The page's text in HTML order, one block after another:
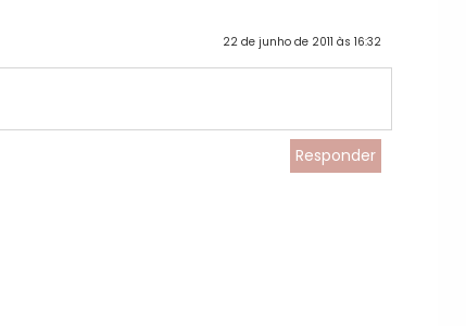
22 de junho de 2011 às 16:32
Responder